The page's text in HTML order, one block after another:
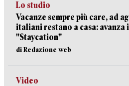
Lo studio
Vacanze sempre più care, ad
italiani restano a casa: avanza
"Staycation"
di Redazione web
Video